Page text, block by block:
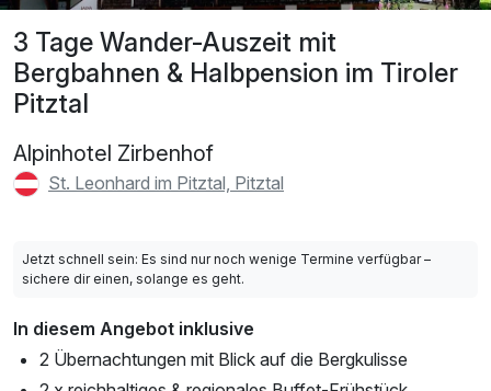
3 Tage Wander-Auszeit mit
Bergbahnen & Halbpension im Tiroler
Pitztal
Alpinhotel Zirbenhof
St. Leonhard im Pitztal, Pitztal
Jetzt schnell sein: Es sind nur noch wenige Termine verfügbar –
sichere dir einen, solange es geht.
In diesem Angebot inklusive
2 Übernachtungen mit Blick auf die Bergkulisse